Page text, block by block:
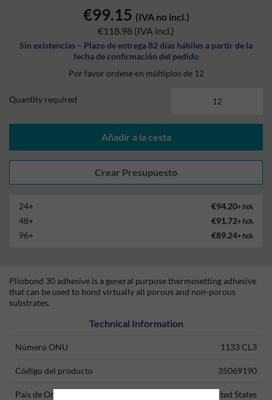
€99.15 (IVA no incl.)
€118.98 (IVA incl.)
Sin existencias – Plazo de entrega 82 días hábiles a partir de la
fecha de confirmación del pedido
Por favor ordene en múltiplos de 12
Quantity required
Añadir a la cesta
24+ €94.20+ IVA
48+ €91.72+ IVA
96+ €89.24+ IVA
Pliobond 30 adhesive is a general purpose thermosetting adhesive
that can be used to bond virtually all porous and non-porous
substrates.
Technical Information
Número ONU 1133 CL3
Código del producto 35069190
País de Origen United States